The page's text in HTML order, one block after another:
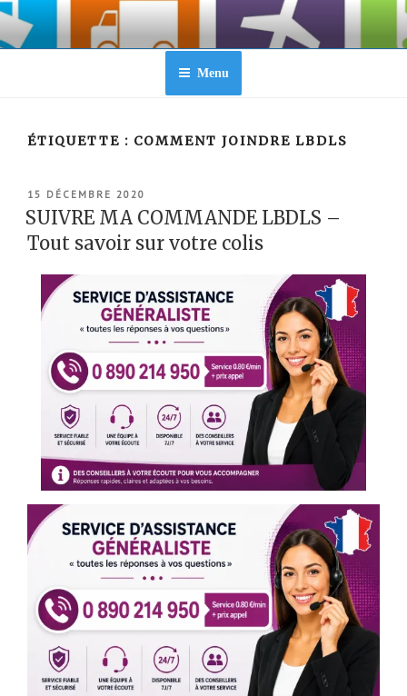
Aller
contenu
Menu
ÉTIQUETTE : COMMENT JOINDRE LBDLS
PUBLIÉ
LE
15 DÉCEMBRE 2020
SUIVRE MA COMMANDE LBDLS –
Tout savoir sur votre colis